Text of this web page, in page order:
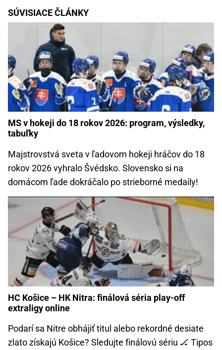
SÚVISIACE ČLÁNKY
MS v hokeji do 18 rokov 2026: program, výsledky,
tabuľky
Majstrovstvá sveta v ľadovom hokeji hráčov do 18
rokov 2026 vyhralo Švédsko. Slovensko si na
domácom ľade dokráčalo po strieborné medaily!
HC Košice – HK Nitra: finálová séria play-off
extraligy online
Podarí sa Nitre obhájiť titul alebo rekordné desiate
zlato získajú Košice? Sledujte finálovú sériu 🏒 Tipos